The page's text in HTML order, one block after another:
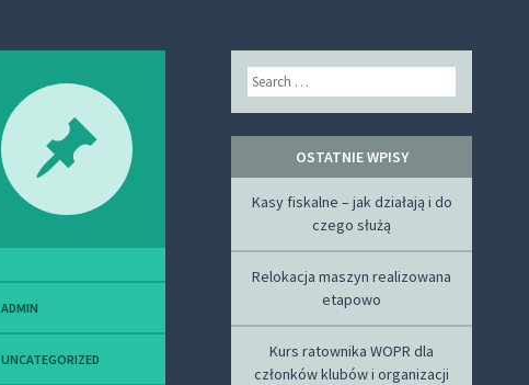
ADMIN
UNCATEGORIZED
Search
OSTATNIE WPISY
Kasy fiskalne – jak działają i do
czego służą
Relokacja maszyn realizowana
etapowo
Kurs ratownika WOPR dla
członków klubów i organizacji